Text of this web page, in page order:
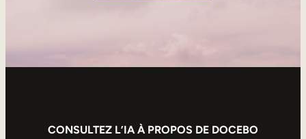
CONSULTEZ L’IA À PROPOS DE DOCEBO